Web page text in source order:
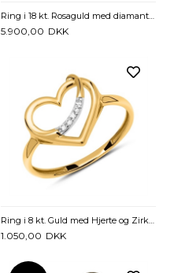
Ring i 18 kt. Rosaguld med diamantbesat Hjerte - 0,07 ct.
5.900,00 DKK
Ring i 8 kt. Guld med Hjerte og Zirkonia
1.050,00 DKK